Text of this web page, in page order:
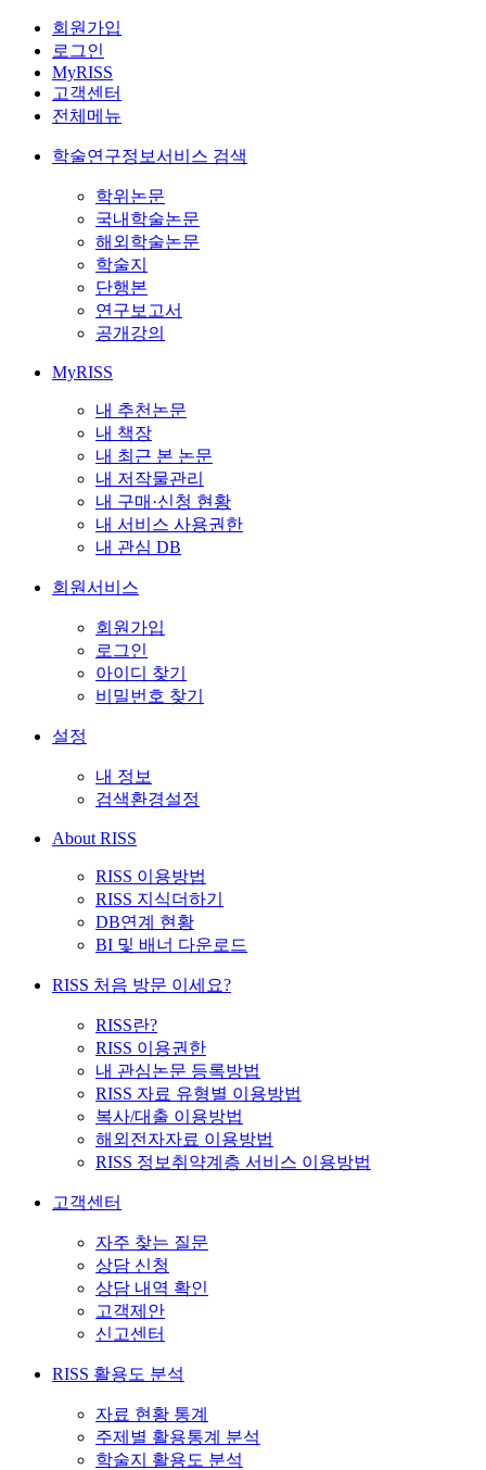
회원가입
로그인
MyRISS
고객센터
전체메뉴
학술연구정보서비스 검색
학위논문
국내학술논문
해외학술논문
학술지
단행본
연구보고서
공개강의
MyRISS
내 추천논문
내 책장
내 최근 본 논문
내 저작물관리
내 구매·신청 현황
내 서비스 사용권한
내 관심 DB
회원서비스
회원가입
로그인
아이디 찾기
비밀번호 찾기
설정
내 정보
검색환경설정
About RISS
RISS 이용방법
RISS 지식더하기
DB연계 현황
BI 및 배너 다운로드
RISS 처음 방문 이세요?
RISS란?
RISS 이용권한
내 관심논문 등록방법
RISS 자료 유형별 이용방법
복사/대출 이용방법
해외전자자료 이용방법
RISS 정보취약계층 서비스 이용방법
고객센터
자주 찾는 질문
상담 신청
상담 내역 확인
고객제안
신고센터
RISS 활용도 분석
자료 현황 통계
주제별 활용통계 분석
학술지 활용도 분석